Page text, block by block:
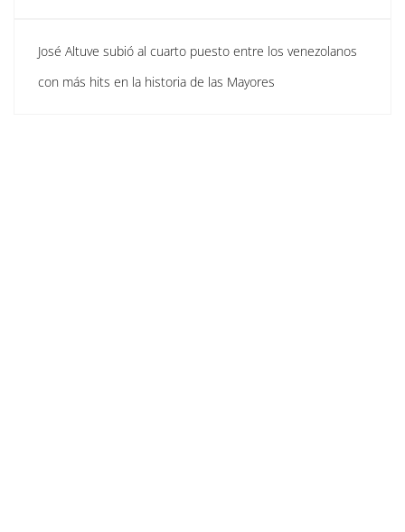
José Altuve subió al cuarto puesto entre los venezolanos
con más hits en la historia de las Mayores